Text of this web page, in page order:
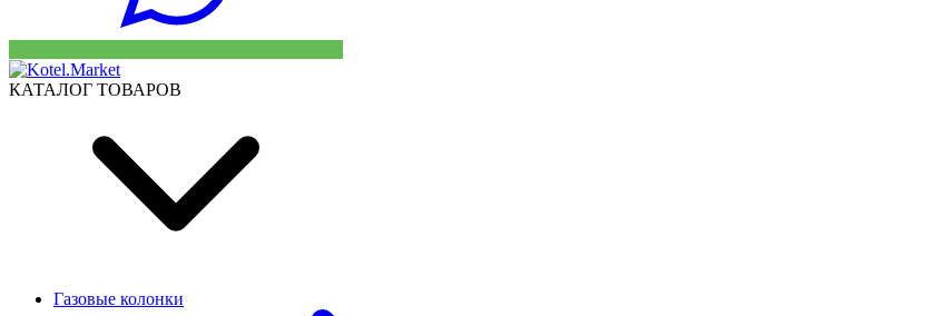
КАТАЛОГ ТОВАРОВ
Газовые колонки